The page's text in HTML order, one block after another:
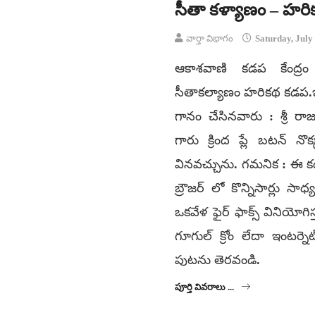
సీతా కళ్యాణం –
వార్తా విభాగం Saturday, July
ఆకాశవాణి కడప
సీతాకల్యాణం హరికథ
గానం చేసినవారు : శ్రీ
గారు క్రింద ప్లే బటన్
వినవచ్చును. గమనిక : ఈ
బ్రౌజర్ లో కొన్నిసార్లు
ఒకవేళ ఫైర్ ఫాక్స్
గూగుల్ క్రోం లేదా
పుటను తెరవండి.
పూర్తి వివరాలు ...